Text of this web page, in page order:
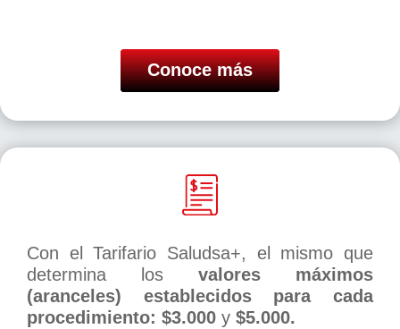
Conoce más
Con el Tarifario Saludsa+, el mismo que
determina los valores máximos
(aranceles) establecidos para cada
procedimiento: $3.000 y $5.000.